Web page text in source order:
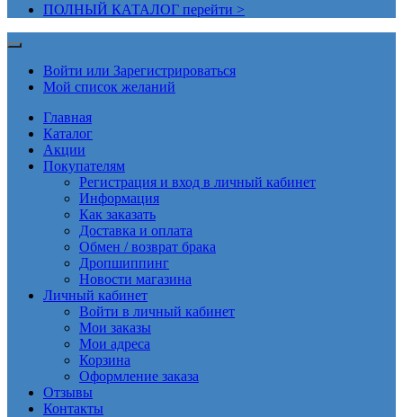
ПОЛНЫЙ КАТАЛОГ перейти >
Войти или Зарегистрироваться
Мой список желаний
Главная
Каталог
Акции
Покупателям
Регистрация и вход в личный кабинет
Информация
Как заказать
Доставка и оплата
Обмен / возврат брака
Дропшиппинг
Новости магазина
Личный кабинет
Войти в личный кабинет
Мои заказы
Мои адреса
Корзина
Оформление заказа
Отзывы
Контакты